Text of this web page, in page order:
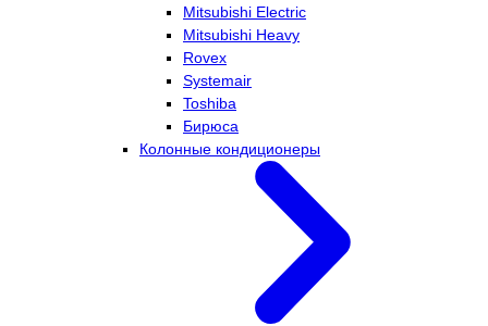
Mitsubishi Electric
Mitsubishi Heavy
Rovex
Systemair
Toshiba
Бирюса
Колонные кондиционеры